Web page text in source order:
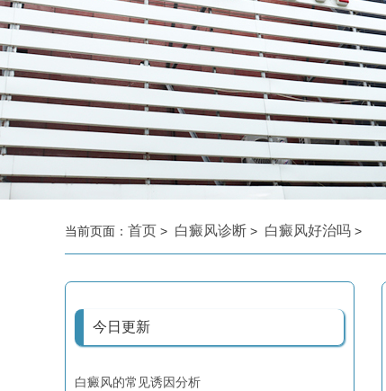
当前页面： 首页 > 白癜风诊断 > 白癜风好治吗 >
今日更新
白癜风的常见诱因分析